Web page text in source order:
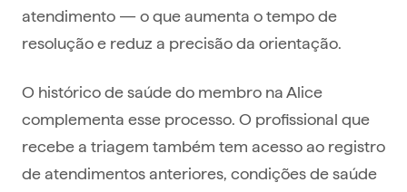
atendimento — o que aumenta o tempo de
resolução e reduz a precisão da orientação.
O histórico de saúde do membro na Alice
complementa esse processo. O profissional que
recebe a triagem também tem acesso ao registro
de atendimentos anteriores, condições de saúde